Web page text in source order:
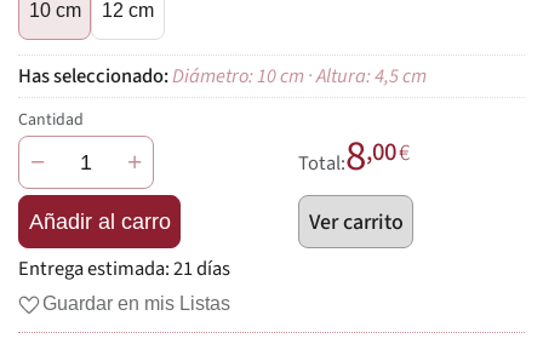
10 cm 12 cm
Diámetro: 10 cm · Altura: 4,5 cm
Cantidad
− +
Añadir al carro
Total:8,00€
Ver carrito
Entrega estimada:21 días
Guardar en mis Listas